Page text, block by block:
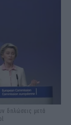
δηλώσεις μετά